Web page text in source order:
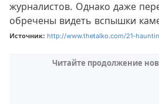
журналистов. Однако даже
обречены видеть вспышки
Источник: http://www.thetalko.com/21-
Читайте продолжение